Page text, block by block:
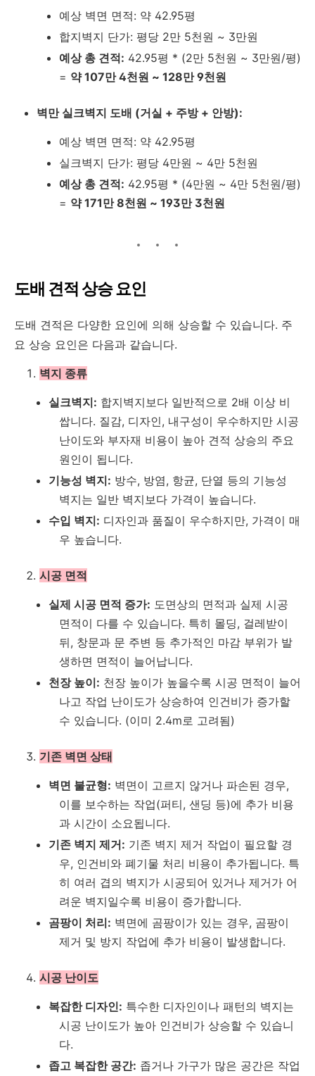
예상 벽면 면적: 약 42.95평
합지벽지 단가: 평당 2만 5천원 ~ 3만원
예상 총 견적: 42.95평 * (2만 5천원 ~ 3만원/평)
= 약 107만 4천원 ~ 128만 9천원
벽만 실크벽지 도배 (거실 + 주방 + 안방):
예상 벽면 면적: 약 42.95평
실크벽지 단가: 평당 4만원 ~ 4만 5천원
예상 총 견적: 42.95평 * (4만원 ~ 4만 5천원/평)
= 약 171만 8천원 ~ 193만 3천원
도배 견적 상승 요인
도배 견적은 다양한 요인에 의해 상승할 수 있습니다. 주
요 상승 요인은 다음과 같습니다.
벽지 종류
실크벽지: 합지벽지보다 일반적으로 2배 이상 비
쌉니다. 질감, 디자인, 내구성이 우수하지만 시공
난이도와 부자재 비용이 높아 견적 상승의 주요
원인이 됩니다.
기능성 벽지: 방수, 방염, 항균, 단열 등의 기능성
벽지는 일반 벽지보다 가격이 높습니다.
수입 벽지: 디자인과 품질이 우수하지만, 가격이 매
우 높습니다.
시공 면적
실제 시공 면적 증가: 도면상의 면적과 실제 시공
면적이 다를 수 있습니다. 특히 몰딩, 걸레받이
뒤, 창문과 문 주변 등 추가적인 마감 부위가 발
생하면 면적이 늘어납니다.
천장 높이: 천장 높이가 높을수록 시공 면적이 늘어
나고 작업 난이도가 상승하여 인건비가 증가할
수 있습니다. (이미 2.4m로 고려됨)
기존 벽면 상태
벽면 불균형: 벽면이 고르지 않거나 파손된 경우,
이를 보수하는 작업(퍼티, 샌딩 등)에 추가 비용
과 시간이 소요됩니다.
기존 벽지 제거: 기존 벽지 제거 작업이 필요할 경
우, 인건비와 폐기물 처리 비용이 추가됩니다. 특
히 여러 겹의 벽지가 시공되어 있거나 제거가 어
려운 벽지일수록 비용이 증가합니다.
곰팡이 처리: 벽면에 곰팡이가 있는 경우, 곰팡이
제거 및 방지 작업에 추가 비용이 발생합니다.
시공 난이도
복잡한 디자인: 특수한 디자인이나 패턴의 벽지는
시공 난이도가 높아 인건비가 상승할 수 있습니
다.
좁고 복잡한 공간: 좁거나 가구가 많은 공간은 작업